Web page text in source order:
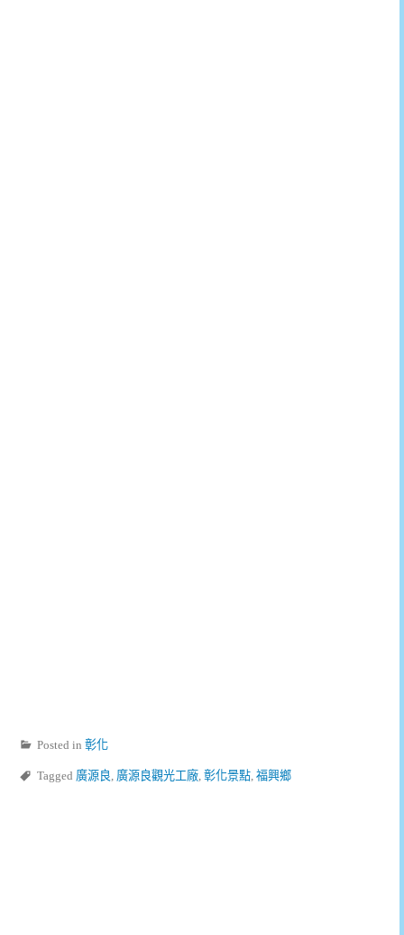
Posted in 彰化
Tagged 廣源良 廣源良觀光工廠 彰化景點 福興鄉